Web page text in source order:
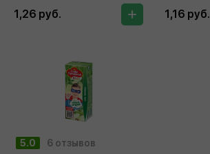
1,26 руб. 1,16 руб.
5.0 6 отзывов